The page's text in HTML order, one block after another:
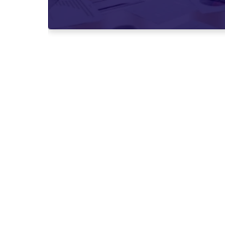
WALLONIE :
NOUVELLES